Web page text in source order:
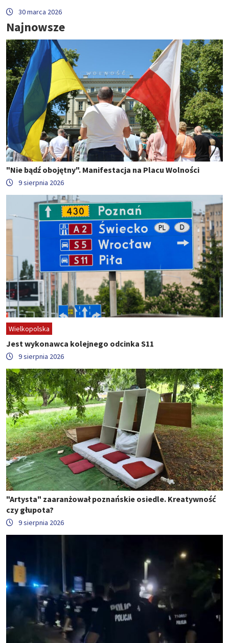
30 marca 2026
Najnowsze
"Nie bądź obojętny". Manifestacja na Placu Wolności
9 sierpnia 2026
Wielkopolska
Jest wykonawca kolejnego odcinka S11
9 sierpnia 2026
"Artysta" zaaranżował poznańskie osiedle. Kreatywność
czy głupota?
9 sierpnia 2026